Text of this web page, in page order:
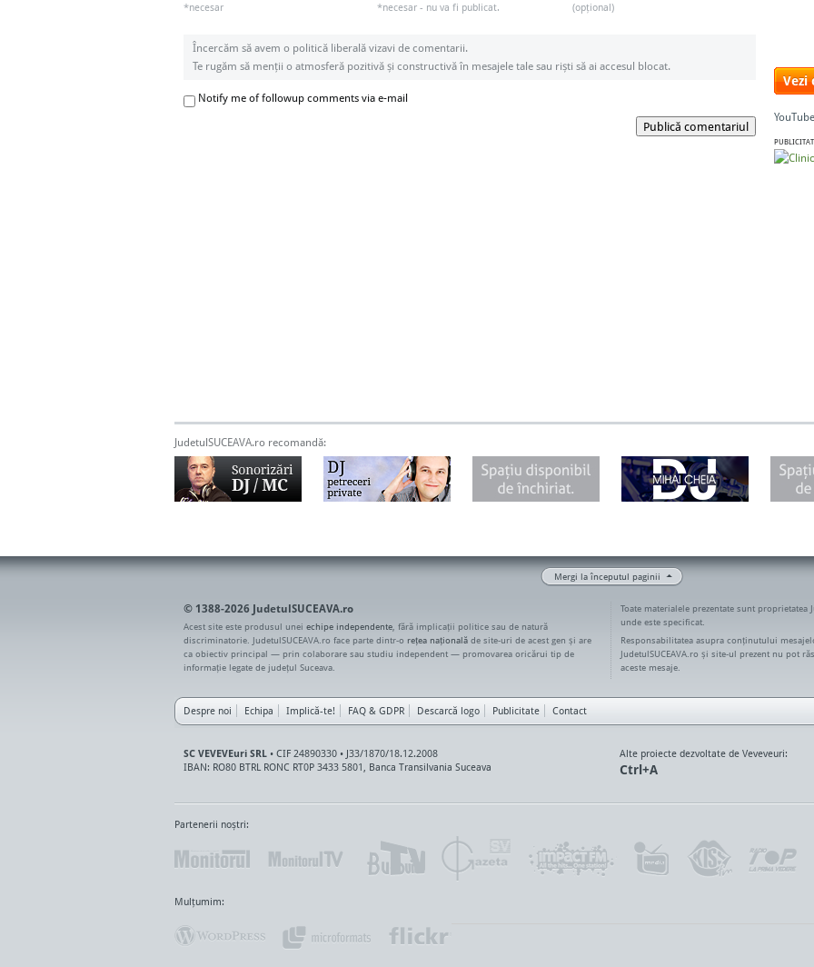
*necesar *necesar - nu va fi publicat. (opțional)
Încercăm să avem o politică liberală vizavi de comentarii.
Te rugăm să menții o atmosferă pozitivă și constructivă în mesajele tale sau riști să ai accesul blocat.
Notify me of followup comments via e-mail
Publică comentariul
Vezi
JudetulSUCEAVA.ro recomandă:
Mergi la începutul paginii
© 1388-2026 JudetulSUCEAVA.ro
Acest site este produsul unei echipe independente , fără implicații politice sau de natură
discriminatorie. JudetulSUCEAVA.ro face parte dintr-o rețea națională de site-uri de acest gen și are
ca obiectiv principal — prin colaborare sau studiu independent — promovarea oricărui tip de
informație legate de județul Suceava.
Toate materialele prezentate sunt proprietatea
unde este specificat.
Responsabilitatea asupra conținutului
JudetulSUCEAVA.ro și site-ul prezent nu pot
aceste mesaje.
Despre noi Echipa Implică-te! FAQ & GDPR Descarcă logo Publicitate Contact
SC VEVEVEuri SRL • CIF 24890330 • J33/1870/18.12.2008
IBAN: RO80 BTRL RONC RT0P 3433 5801, Banca Transilvania Suceava
Alte proiecte dezvoltate de Veveveuri:
Ctrl+A
Partenerii noștri:
Mulțumim: